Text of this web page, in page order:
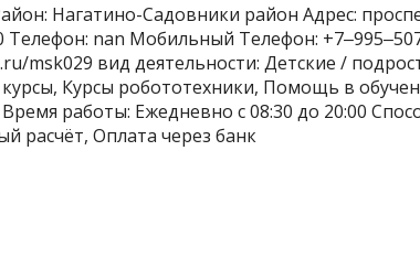
Нагатино-Садовники район Адрес:
Телефон: nan Мобильный Телефон:
msk029 вид деятельности: Детские /
Курсы робототехники, Помощь в
работы: Ежедневно с 08:30 до 20:00
расчёт, Оплата через банк